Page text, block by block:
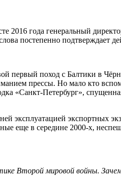
2016 года генеральный
постепенно подтверждает
первый поход с Балтики в
прессы. Но мало кто
«Санкт-Петербург»,
эксплуатацией экспортных
еще в середине 2000-х,
Второй мировой войны.